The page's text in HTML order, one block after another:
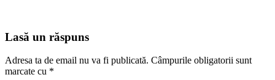
Lasă un răspuns
Adresa ta de email nu va fi publicată. Câmpurile obligatorii sunt
marcate cu *